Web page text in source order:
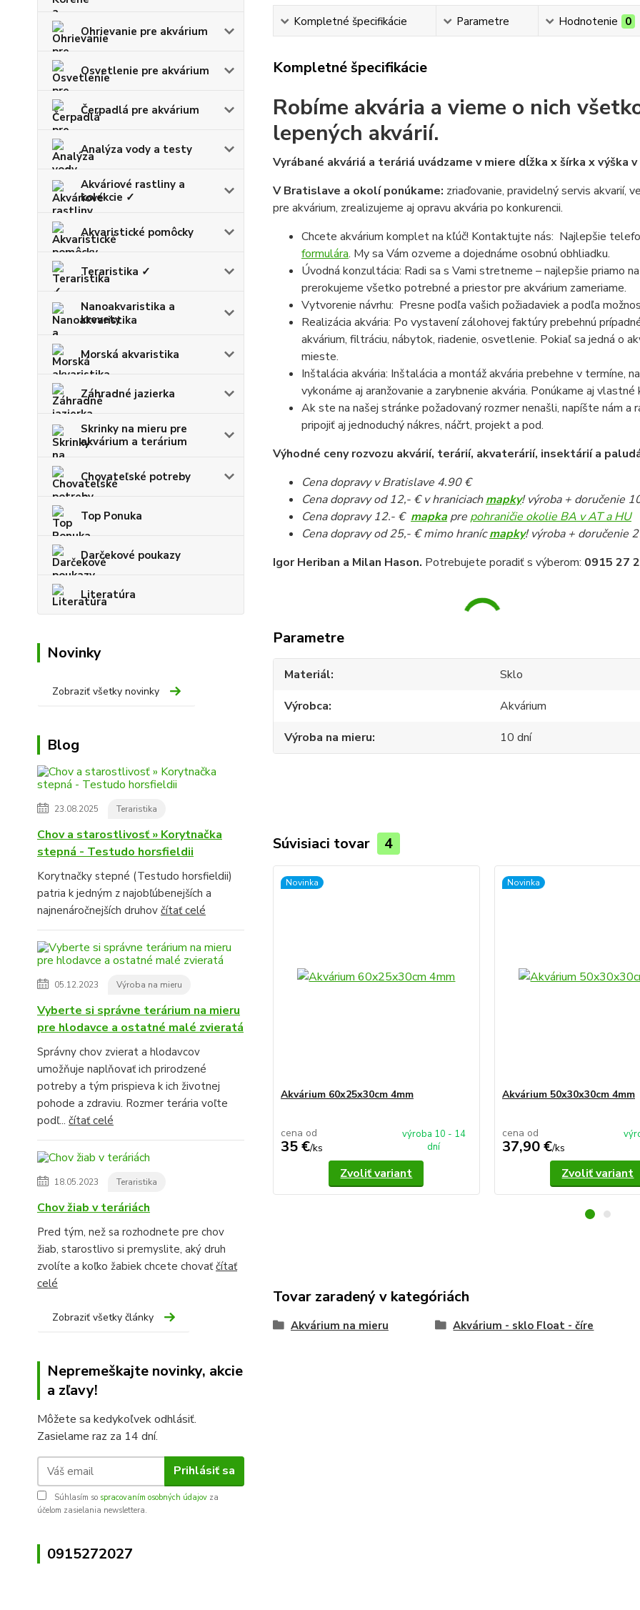
Ohrievanie pre akvárium
Osvetlenie pre akvárium
Čerpadlá pre akvárium
Analýza vody a testy
Akváriové rastliny a
kolekcie ✓
Akvaristické pomôcky
Teraristika ✓
Nanoakvaristika a
krevety
Morská akvaristika
Záhradné jazierka
Skrinky na mieru pre
akvárium a terárium
Chovateľské potreby
Top Ponuka
Darčekové poukazy
Literatúra
Novinky
Zobraziť všetky novinky
Blog
23.08.2025 Teraristika
Chov a starostlivosť » Korytnačka
stepná - Testudo horsfieldii
Korytnačky stepné (Testudo horsfieldii)
patria k jedným z najobľúbenejších a
najnenáročnejších druhov čítať celé
05.12.2023 Výroba na mieru
Vyberte si správne terárium na mieru
pre hlodavce a ostatné malé zvieratá
Správny chov zvierat a hlodavcov
umožňuje naplňovať ich prirodzené
potreby a tým prispieva k ich životnej
pohode a zdraviu. Rozmer terária voľte
podľ... čítať celé
18.05.2023 Teraristika
Chov žiab v teráriách
Pred tým, než sa rozhodnete pre chov
žiab, starostlivo si premyslite, aký druh
zvolíte a koľko žabiek chcete chovaťčítať
celé
Zobraziť všetky články
Nepremeškajte novinky, akcie
a zľavy!
Môžete sa kedykoľvek odhlásiť.
Zasielame raz za 14 dní.
Prihlásiť sa
Súhlasím so spracovaním osobných údajov za
účelom zasielania newslettera.
0915272027
Kompletné špecifikácie Parametre Hodnotenie 0
Kompletné špecifikácie
Robíme akvária a vieme o nich
lepených akvárií.
Vyrábané akváriá a teráriá uvádzame v miere dĺžka x šírka x výška
V Bratislave a okolí ponúkame: zriaďovanie, pravidelný servis akvarií,
pre akvárium, zrealizujeme aj opravu akvária po konkurencii.
Chcete akvárium komplet na kľúč! Kontaktujte nás: Najlepšie
formulára. My sa Vám ozveme a dojednáme osobnú obhliadku.
Úvodná konzultácia: Radi sa s Vami stretneme – najlepšie priamo
prerokujeme všetko potrebné a priestor pre akvárium zameriame.
Vytvorenie návrhu: Presne podľa vašich požiadaviek a podľa
Realizácia akvária: Po vystavení zálohovej faktúry prebehnú
akvárium, filtráciu, nábytok, riadenie, osvetlenie. Pokiaľ sa jedná o
mieste.
Inštalácia akvária: Inštalácia a montáž akvária prebehne v termíne,
vykonáme aj aranžovanie a zarybnenie akvária. Ponúkame aj
Ak ste na našej stránke požadovaný rozmer nenašli, napíšte nám
pripojiť aj jednoduchý nákres, náčrt, projekt a pod.
Výhodné ceny rozvozu akvárií, terárií, akvaterárií, insektárií a
Cena dopravy v Bratislave 4.90 €
Cena dopravy od 12,- € v hraniciachmapky! výroba + doručenie
Cena dopravy 12.- € mapkapre pohraničie okolie BA v AT a HU
Cena dopravy od 25,- € mimo hranícmapky! výroba + doručenie
Igor Heriban a Milan Hason. Potrebujete poradiť s výberom: 0915 27
Parametre
Materiál
Sklo
Výrobca
Akvárium
Výroba na mieru
10 dní
Súvisiaci tovar 4
Novinka
Akvárium 60x25x30cm 4mm
cena od
35 €/ks
výroba 10 - 14
dní
Zvoliť variant
Novinka
Akvárium 50x30x30cm 4mm
cena od
37,90 €/ks
Zvoliť variant
Tovar zaradený v kategóriách
Akvárium na mieru Akvárium - sklo Float - číre